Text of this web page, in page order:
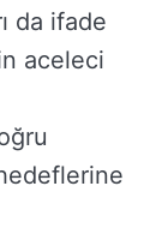
da ifade
aceleci